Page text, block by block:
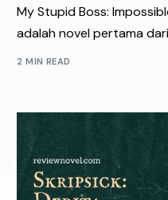
My Stupid Boss:
adalah novel pertama
2 MIN READ